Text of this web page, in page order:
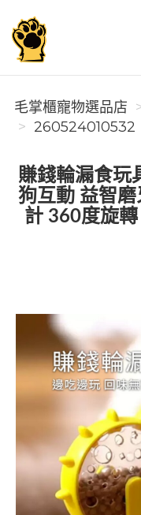
毛掌櫃寵物選品店
毛掌櫃寵物選品店
260524010532
賺錢輪漏食玩
狗互動 益智
計 360度旋